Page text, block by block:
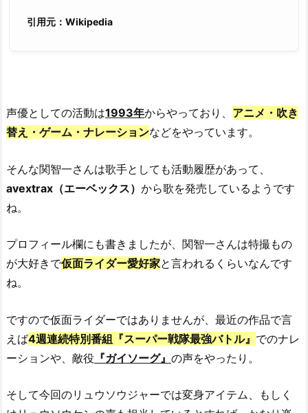
引用元：Wikipedia
声優としての活動は1993年からやっており、 アニメ・吹き
替え・ゲーム・ナレーションなどをやっています。
そんな関智一さんは歌手としても活動履歴があって、
avextrax（エーベックス） から歌を発売しているようです
ね。
プロフィール欄にも書きましたが、関智一さんは特撮もの
が大好きで仮面ライダー愛好家と言われるくらいなんです
ね。
ですので仮面ライダーではありませんが、最近の作品で言
えば4週連続特別番組『スーパー戦隊最強バトル』 でのナレ
ーションや、敵役 『ガイソーグ』 の声をやったり。
そして今回のリュウソウジャーでは変身アイテム、もしく